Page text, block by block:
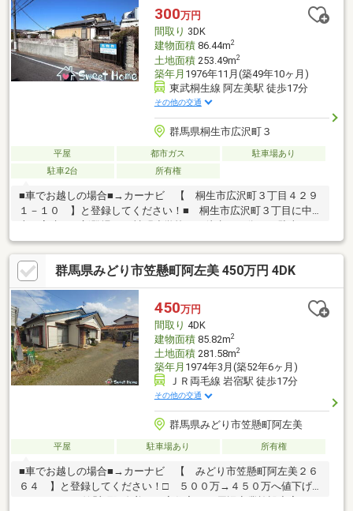
修 畳表替 襖張替 ハウスクリーニング【外装】外壁
塗装 庭整地 防蟻処理 本下水つなぎ込み
300万円
間取り 3DK
建物面積86.44m2
土地面積253.49m2
築年月 1976年11月(築49年10ヶ月)
東武桐生線 阿左美駅 徒歩17分
その他の交通
群馬県桐生市広沢町３
平屋 都市ガス
駐車場あり
駐車2台
所有権
■車でお越しの場合■→カーナビ 【 桐生市広沢町３丁目４２９
１－１０ 】と登録してください！■ 桐生市広沢町３丁目に中
ースは縦列２台可能♪■ 採光・通風に優れた立地♪■ 閑静な住宅
地♪※ 文化財保護法※ 契約不適合責任免責※ 現況有姿・引き渡
し要相談☆・ 物件周辺 インフォメーション ・☆□ 神明小
学校：徒歩１３分♪□ 桜木中学校：徒歩２６分♪□ クスリのアオ
キ阿左美店：徒歩１８分♪□ ローソン桐生広沢三丁目店：徒歩９
分♪□ 認定こども園樹徳幼稚園：徒歩１３分♪
群馬県みどり市笠懸町阿左美 450万円 4DK
450万円
間取り 4DK
建物面積85.82m2
土地面積281.58m2
築年月 1974年3月(築52年6ヶ月)
ＪＲ両毛線 岩宿駅 徒歩17分
その他の交通
群馬県みどり市笠懸町阿左美
平屋 駐車場あり 所有権
■車でお越しの場合■→カーナビ 【 みどり市笠懸町阿左美２６
６４ 】と登録してください！□ ５００万→４５０万へ値下げ